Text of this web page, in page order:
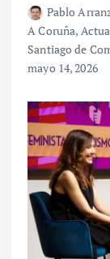
Pablo
A Coruña,
Santiago de
mayo 14, 2026